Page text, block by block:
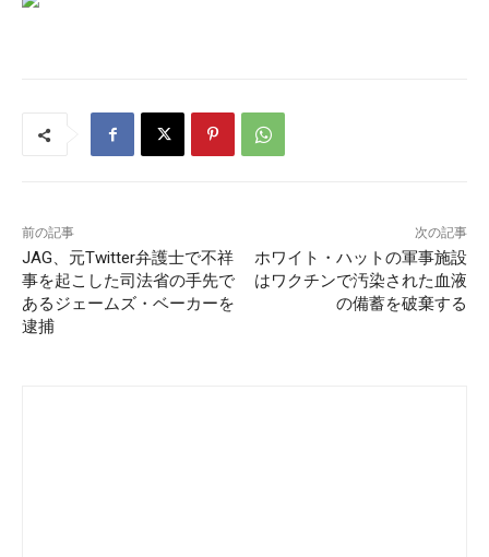
前の記事
JAG、元Twitter弁護士で不祥
事を起こした司法省の手先で
あるジェームズ・ベーカーを
逮捕
次の記事
ホワイト・ハットの軍事施設
はワクチンで汚染された血液
の備蓄を破棄する